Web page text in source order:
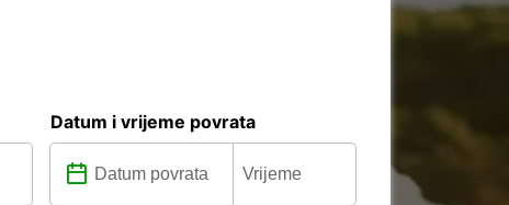
Datum i vrijeme povrata